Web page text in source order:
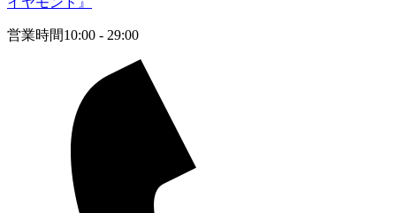
営業時間10:00 - 29:00